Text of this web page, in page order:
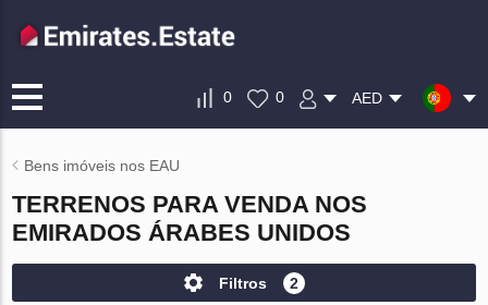
0 0 AED
Bens imóveis nos EAU
TERRENOS PARA VENDA NOS
EMIRADOS ÁRABES UNIDOS
Filtros 2